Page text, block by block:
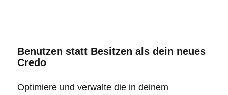
Benutzen statt Besitzen als dein neues
Credo
Optimiere und verwalte die in deinem